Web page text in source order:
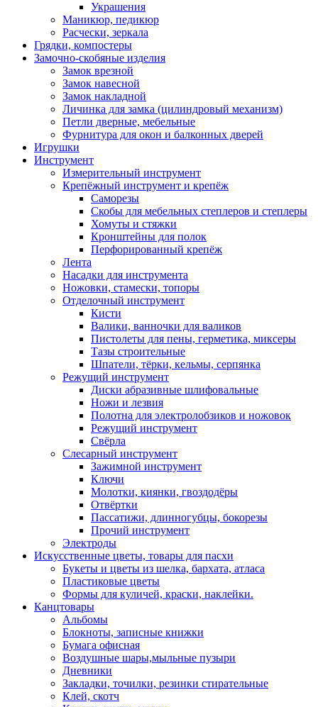
Украшения
Маникюр, педикюр
Расчески, зеркала
Грядки, компостеры
Замочно-скобяные изделия
Замок врезной
Замок навесной
Замок накладной
Личинка для замка (цилиндровый механизм)
Петли дверные, мебельные
Фурнитура для окон и балконных дверей
Игрушки
Инструмент
Измерительный инструмент
Крепёжный инструмент и крепёж
Саморезы
Скобы для мебельных степлеров и степлеры
Хомуты и стяжки
Кронштейны для полок
Перфорированный крепёж
Лента
Насадки для инструмента
Ножовки, стамески, топоры
Отделочный инструмент
Кисти
Валики, ванночки для валиков
Пистолеты для пены, герметика, миксеры
Тазы строительные
Шпатели, тёрки, кельмы, серпянка
Режущий инструмент
Диски абразивные шлифовальные
Ножи и лезвия
Полотна для электролобзиков и ножовок
Режущий инструмент
Свёрла
Слесарный инструмент
Зажимной инструмент
Ключи
Молотки, киянки, гвоздодёры
Отвёртки
Пассатижи, длинногубцы, бокорезы
Прочий инструмент
Электроды
Искусственные цветы, товары для пасхи
Букеты и цветы из шелка, бархата, атласа
Пластиковые цветы
Формы для куличей, краски, наклейки.
Канцтовары
Альбомы
Блокноты, записные книжки
Бумага офисная
Воздушные шары,мыльные пузыри
Дневники
Закладки, точилки, резинки стирательные
Клей, скотч